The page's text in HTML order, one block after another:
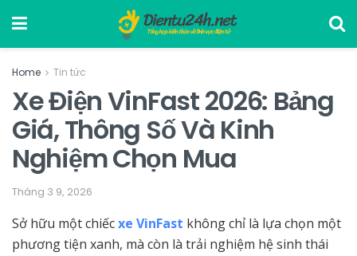
Home Tin tức
Xe Điện VinFast 2026: Bảng
Giá, Thông Số Và Kinh
Nghiệm Chọn Mua
Tháng 3 9, 2026
Sở hữu một chiếcxe VinFast không chỉ là lựa chọn một
phương tiện xanh, mà còn là trải nghiệm hệ sinh thái